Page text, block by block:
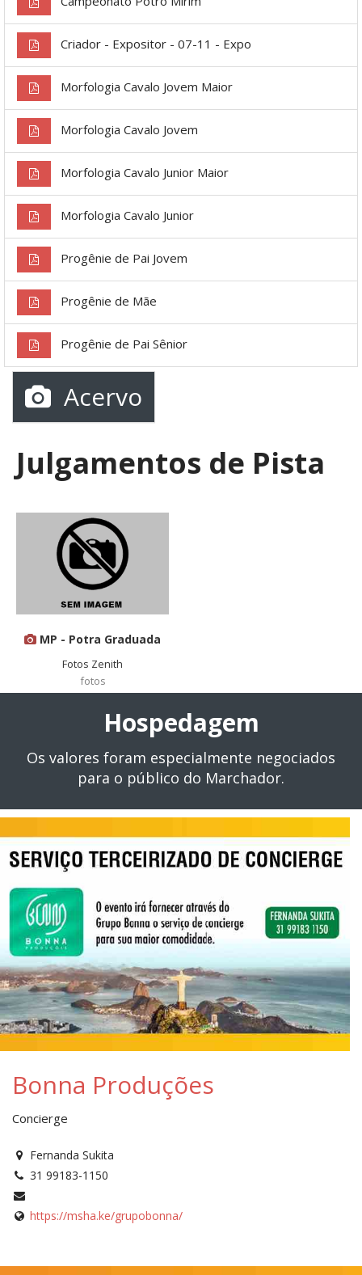
Criador - Expositor - 07-11 - Expo
Morfologia Cavalo Jovem Maior
Morfologia Cavalo Jovem
Morfologia Cavalo Junior Maior
Morfologia Cavalo Junior
Progênie de Pai Jovem
Progênie de Mãe
Progênie de Pai Sênior
Acervo
Julgamentos de Pista
MP - Potra Graduada
Fotos Zenith
fotos
Hospedagem
Os valores foram especialmente negociados
para o público do Marchador.
Bonna Produções
Concierge
Fernanda Sukita
31 99183-1150
https://msha.ke/grupobonna/